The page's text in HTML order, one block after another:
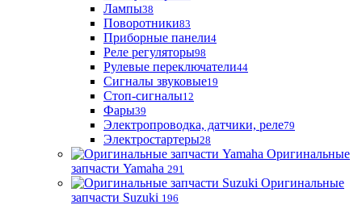
Лампы38
Поворотники83
Приборные панели4
Реле регуляторы98
Рулевые переключатели44
Сигналы звуковые19
Стоп-сигналы12
Фары39
Электропроводка, датчики, реле79
Электростартеры28
Оригинальные
запчасти Yamaha 291
Оригинальные
запчасти Suzuki 196